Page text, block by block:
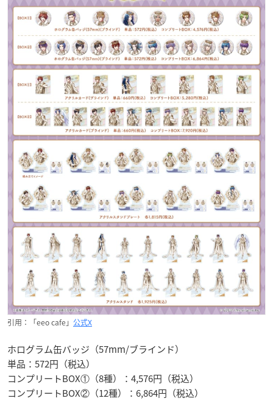
引用：「eeo cafe」 公式X
ホログラム缶バッジ（57mm/ブラインド）
単品：572円（税込）
コンプリートBOX①（8種）：4,576円（税込）
コンプリートBOX②（12種）：6,864円（税込）